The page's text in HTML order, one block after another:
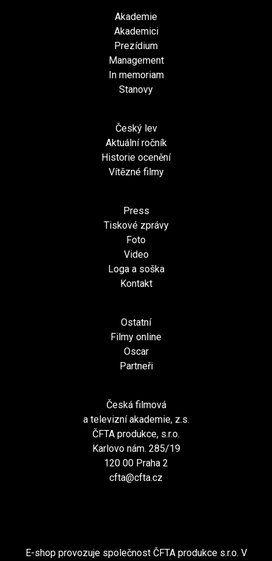
Akademie
Akademici
Prezídium
Management
In memoriam
Stanovy
Český lev
Aktuální ročník
Historie ocenění
Vítězné filmy
Press
Tiskové zprávy
Foto
Video
Loga a soška
Kontakt
Ostatní
Filmy online
Oscar
Partneři
Česká filmová
a televizní akademie, z.s.
ČFTA produkce, s.r.o.
Karlovo nám. 285/19
120 00 Praha 2
cfta@cfta.cz
E-shop provozuje společnost ČFTA produkce s.r.o. V